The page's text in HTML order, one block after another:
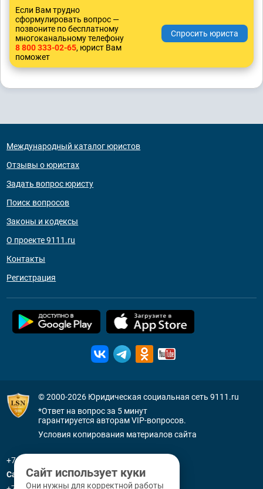
Если Вам трудно
сформулировать вопрос —
позвоните по бесплатному
многоканальному телефону
8 800 333-02-65, юрист Вам
поможет
Международный каталог юристов
Отзывы о юристах
Задать вопрос юристу
Поиск вопросов
Законы и кодексы
О проекте 9111.ru
Контакты
Регистрация
© 2000-2026 Юридическая социальная сеть 9111.ru
*Ответ на вопрос за 5 минут
гарантируется авторам VIP-вопросов.
Условия копирования материалов сайта
+7 (800) 505-91-11
Санкт-Петербург
Сайт использует куки
Они нужны для корректной работы